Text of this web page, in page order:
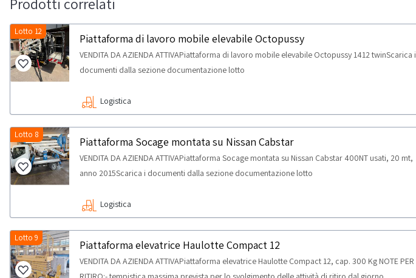
Lotto 12
Piattaforma di lavoro mobile elevabile Octopussy
VENDITA DA AZIENDA ATTIVAPiattaforma di lavoro mobile elevabile Octopussy 1412 twinScarica i
documenti dalla sezione documentazione lotto
Logistica
Lotto 8
Piattaforma Socage montata su Nissan Cabstar
VENDITA DA AZIENDA ATTIVAPiattaforma Socage montata su Nissan Cabstar 400NT usati, 20 mt,
anno 2015Scarica i documenti dalla sezione documentazione lotto
Logistica
Lotto 9
Piattaforma elevatrice Haulotte Compact 12
VENDITA DA AZIENDA ATTIVAPiattaforma elevatrice Haulotte Compact 12, cap. 300 Kg NOTE PER